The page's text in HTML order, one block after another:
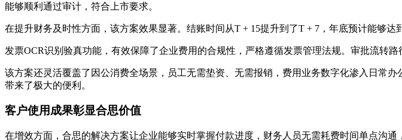
能够顺利通过审计，符合上市要求。
在提升财务及时性方面，该方案效果显著。结账时间从T + 15提升到了T + 7，年底预计能够
发票OCR识别验真功能，有效保障了企业费用的合规性，严格遵循发票管理法规。审批流转
该方案还灵活覆盖了因公消费全场景，员工无需垫资、无需报销，费用业务数字化渗入日常
带来了极大的便利。
客户使用成果彰显合思价值
在增效方面，合思的解决方案让企业能够实时掌握付款进度，财务人员无需耗费时间单点沟